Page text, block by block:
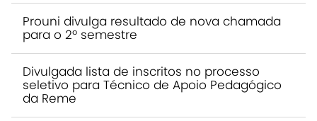
Prouni divulga resultado de nova chamada
para o 2º semestre
Divulgada lista de inscritos no processo
seletivo para Técnico de Apoio Pedagógico
da Reme